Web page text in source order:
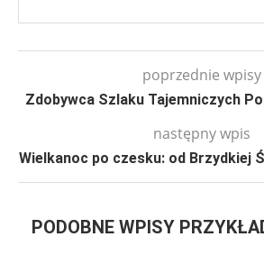
poprzednie wpisy
Zdobywca Szlaku Tajemniczych
następny wpis
Wielkanoc po czesku: od Brzydkiej
PODOBNE WPISY